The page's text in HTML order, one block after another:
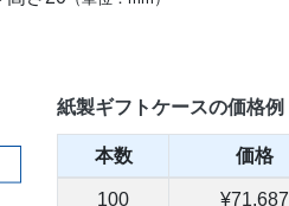
紙製ギフトケースの価格例
本数 価格
100 ¥71,687